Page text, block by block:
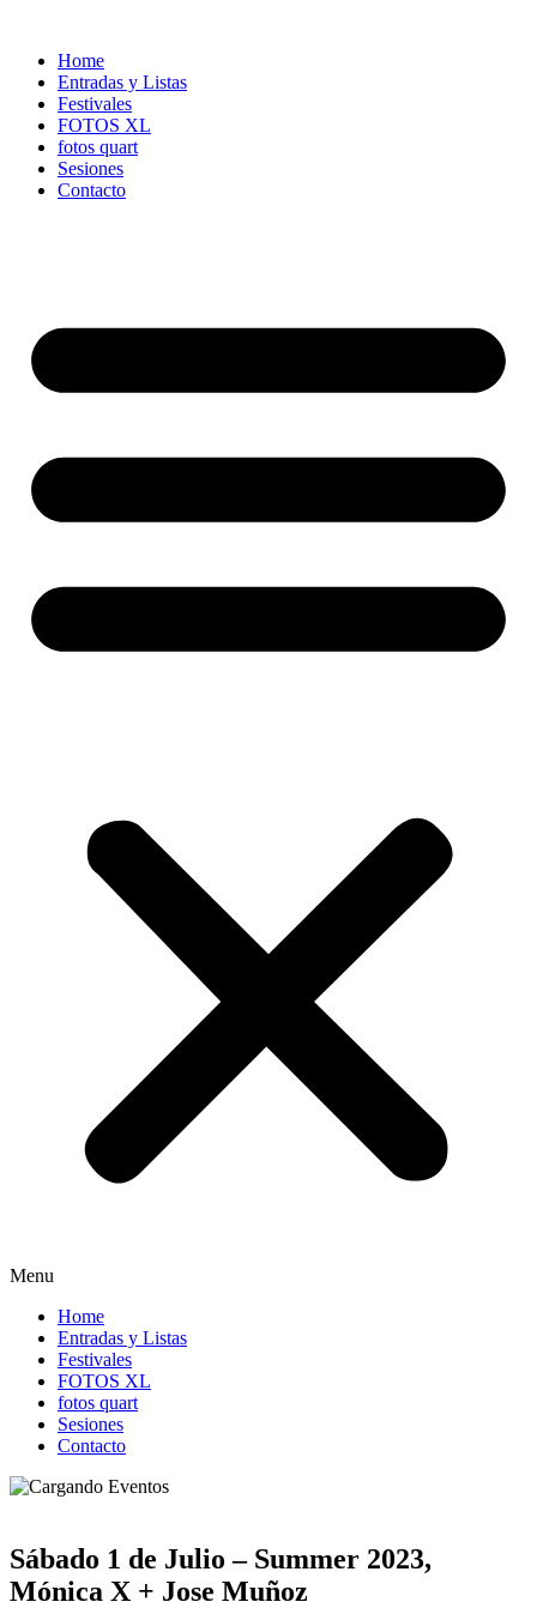
contenidoHome
Entradas y Listas
Festivales
FOTOS XL
fotos quart
Sesiones
Contacto
Menu
Home
Entradas y Listas
Festivales
FOTOS XL
fotos quart
Sesiones
Contacto
Sábado 1 de Julio – Summer 2023,
Mónica X + Jose Muñoz